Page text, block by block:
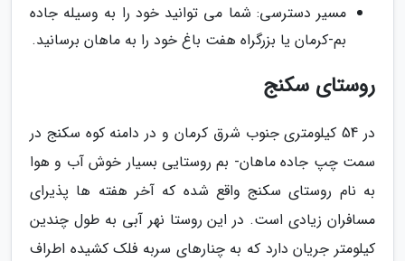
مسیر دسترسی: شما می توانید خود را به وسیله جاده
بم-کرمان یا بزرگراه هفت باغ خود را به ماهان برسانید.
روستای سکنج
در 54 کیلومتری جنوب شرق کرمان و در دامنه کوه سکنج در
سمت چپ جاده ماهان- بم روستایی بسیار خوش آب و هوا
به نام روستای سکنج واقع شده که آخر هفته ها پذیرای
مسافران زیادی است. در این روستا نهر آبی به طول چندین
کیلومتر جریان دارد که به چنارهای سربه فلک کشیده اطراف